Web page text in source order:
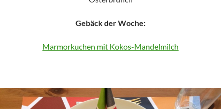
Gebäck der Woche:
Marmorkuchen mit Kokos-Mandelmilch